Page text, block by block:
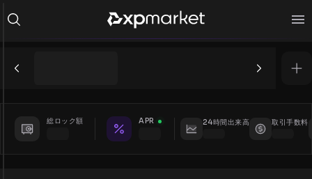
総ロック額 APR 24時間出来高 取引手数料